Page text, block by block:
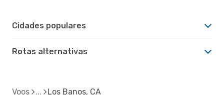
Cidades populares
Rotas alternativas
Voos Los Banos, CA